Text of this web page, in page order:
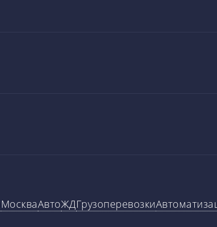
МоскваАвтоЖДГрузоперевозки